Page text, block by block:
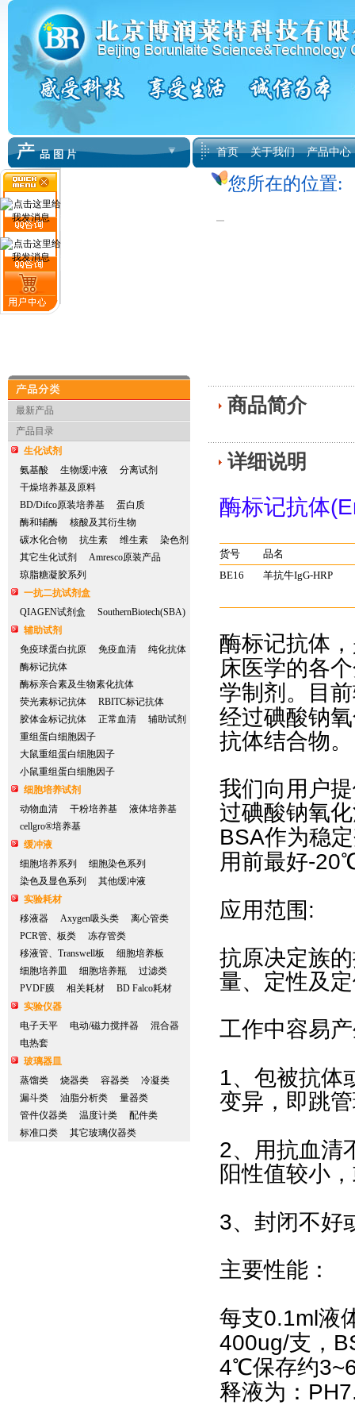
首页 关于我们 产品中心
产品分类
最新产品
产品目录
生化试剂
氨基酸
生物缓冲液
分离试剂
干燥培养基及原料
BD/Difco原装培养基
蛋白质
酶和辅酶
核酸及其衍生物
碳水化合物
抗生素 维生素
染色剂
其它生化试剂
Amresco原装产品
琼脂糖凝胶系列
一抗二抗试剂盒
QIAGEN试剂盒
SouthernBiotech(SBA)
辅助试剂
免疫球蛋白抗原
免疫血清
纯化抗体
酶标记抗体
酶标亲合素及生物素化抗体
荧光素标记抗体
RBITC标记抗体
胶体金标记抗体
正常血清
辅助试剂
重组蛋白细胞因子
大鼠重组蛋白细胞因子
小鼠重组蛋白细胞因子
细胞培养试剂
动物血清
干粉培养基
液体培养基
cellgro®培养基
缓冲液
细胞培养系列
细胞染色系列
染色及显色系列
其他缓冲液
实验耗材
移液器
Axygen吸头类
离心管类
PCR管、板类
冻存管类
移液管、Transwell板
细胞培养板
细胞培养皿
细胞培养瓶
过滤类
PVDF膜
相关耗材
BD Falco耗材
实验仪器
电子天平
电动/磁力搅拌器
混合器
电热套
玻璃器皿
蒸馏类
烧器类 容器类
冷凝类
漏斗类
油脂分析类
量器类
管件仪器类
温度计类
配件类
标准口类
其它玻璃仪器类
您所在的位置:
商品简介
详细说明
酶标记抗体
货号
品名
BE16
羊抗牛IgG-HRP
酶标记抗体
床医学的各
学制剂。目
经过碘酸钠
抗体结合物。
我们向用户
过碘酸钠氧
BSA作为稳
用前最好-20
应用范围
抗原决定族
量、定性及
工作中容易
1、包被抗体
变异，即跳
2、用抗血清
阳性值较小
3、封闭不好
主要性能：
每支0.1ml液
400ug/支，
4℃保存约
释液为：